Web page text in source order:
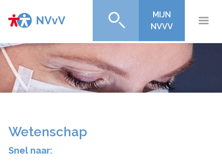
MIJN
NVVV
Wetenschap
Snel naar: